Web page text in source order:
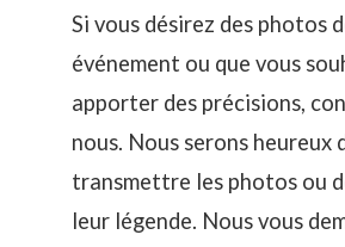
Si vous désirez des photos
événement ou que vous
apporter des précisions,
nous. Nous serons heureux
transmettre les photos ou
leur légende. Nous vous